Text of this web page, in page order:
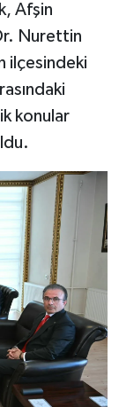
Afşin
Nurettin
ilçesindeki
konular